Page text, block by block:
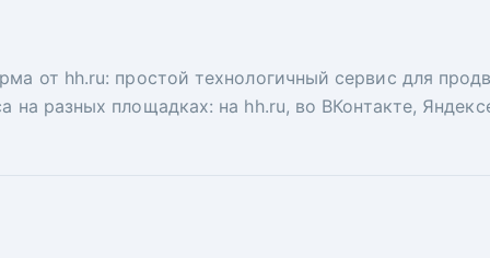
от hh.ru: простой технологичный сервис для
на разных площадках: на hh.ru, во ВКонтакте,
вакансий на главной странице hh.ru.
ключ. Решите, сколько кандидатов и когда вам
рекрутеры и проектные менеджеры hh.ru с